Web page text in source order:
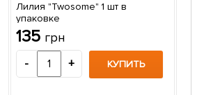
Лилия "Twosome" 1 шт в
упаковке
135 грн
- + КУПИТЬ